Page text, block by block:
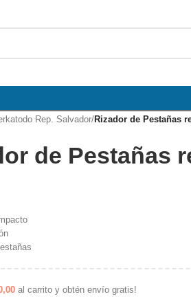
Rep. Salvador/Rizador de Pestañas
de Pestañas
al carrito y obtén envío gratis!